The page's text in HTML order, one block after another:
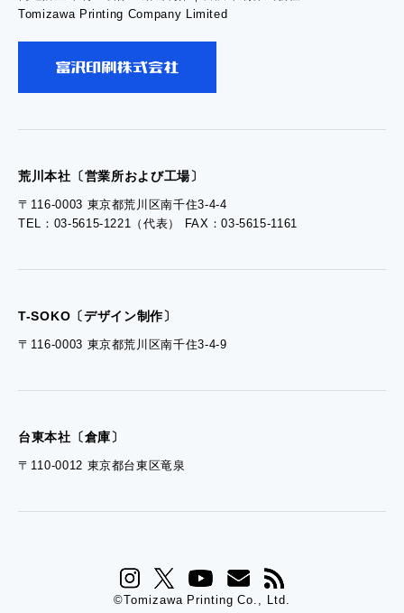
- お問い合わせ
- 採用お問い合わせ
Tomizawa Printing Company Limited
荒川本社〔営業所および工場〕
〒116-0003 東京都荒川区南千住3-4-4
TEL：03-5615-1221（代表） FAX：03-5615-1161
T-SOKO〔デザイン制作〕
〒116-0003 東京都荒川区南千住3-4-9
台東本社〔倉庫〕
〒110-0012 東京都台東区竜泉
©Tomizawa Printing Co., Ltd.